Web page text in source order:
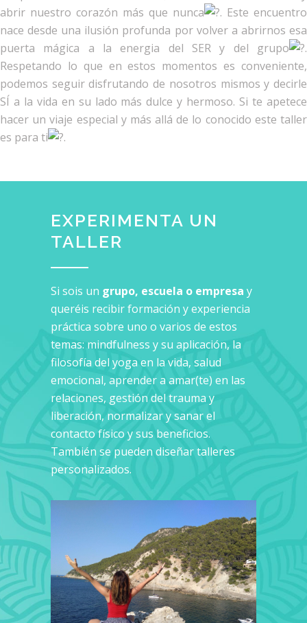
abrir nuestro corazón más que nunca
. Este encuentro
nace desde una ilusión profunda por volver a abrirnos esa
puerta mágica a la energia del SER y del grupo
.
Respetando lo que en estos momentos es conveniente,
podemos seguir disfrutando de nosotros mismos y decirle
SÍ a la vida en su lado más dulce y hermoso. Si te apetece
hacer un viaje especial y más allá de lo conocido este taller
es para ti
.
EXPERIMENTA UN
TALLER
Si sois un grupo, escuela o empresa y
queréis recibir formación y experiencia
práctica sobre uno o varios de estos
temas: mindfulness y su aplicación, la
filosofía del yoga en la vida, salud
emocional, aprender a amar(te) en las
relaciones, gestión del trauma y
liberación, normalizar y sanar el
contacto físico y sus beneficios.
También se pueden diseñar talleres
personalizados.